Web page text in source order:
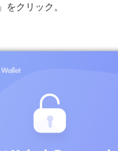
」をクリック。